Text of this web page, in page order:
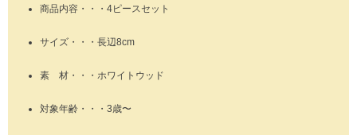
商品内容・・・4ピースセット
サイズ・・・長辺8cm
素 材・・・ホワイトウッド
対象年齢・・・3歳〜